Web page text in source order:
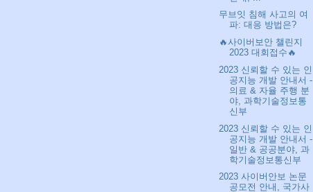
무브잇 침해 사고의 여
파: 대응 방법은?
🔥사이버보안 챌린지
2023 대회접수🔥
2023 신뢰할 수 있는 인
공지능 개발 안내서 -
의료 & 자율 주행 분
야, 과학기술정보통
신부
2023 신뢰할 수 있는 인
공지능 개발 안내서 -
일반 & 공공분야, 과
학기술정보통신부
2023 사이버안보 논문
공모전 안내, 국가사